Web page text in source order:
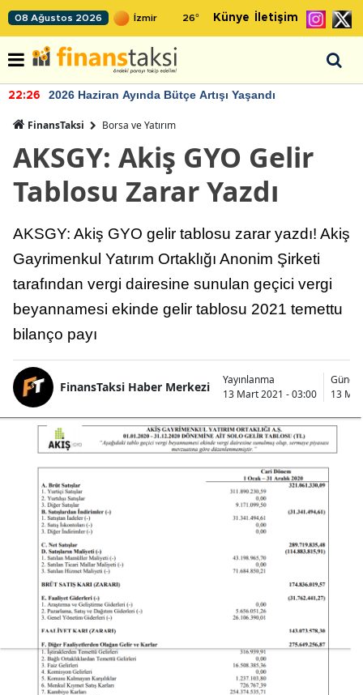
08 Ağustos 2026 26° Künye İletişim
22:26 2026 Haziran Ayında Bütçe Artışı Yaşandı
FinansTaksi Borsa ve Yatırım
AKSGY: Akiş GYO Gelir
Tablosu Zarar Yazdı
AKSGY: Akiş GYO gelir tablosu zarar yazdı! Akiş
Gayrimenkul Yatırım Ortaklığı Anonim Şirketi
tarafından vergi dairesine sunulan geçici vergi
beyannamesi ekinde gelir tablosu 2021 temettu
bilanço payı
FinansTaksi Haber Merkezi
Yayınlanma
13 Mart 2021 - 03:00
13